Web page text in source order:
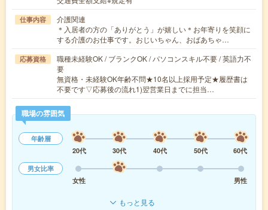
仕事内容
介護関連
＊入居者の方の「ありがとう」が嬉しい＊お年寄りを笑顔に
する介護のお仕事です。おじいちゃん、おばあちゃ…
応募資格
職種未経験OK / ブランクOK / パソコンスキル不要 / 英語力不
要
無資格・未経験OK年齢不問★10名以上採用予定★履歴書は
不要です▽応募後の流れ1)翌営業日までに担当…
職場の雰囲気
年齢層
20代
30代 40代 50代
60代
男女比率
女性
男性
もっと見る